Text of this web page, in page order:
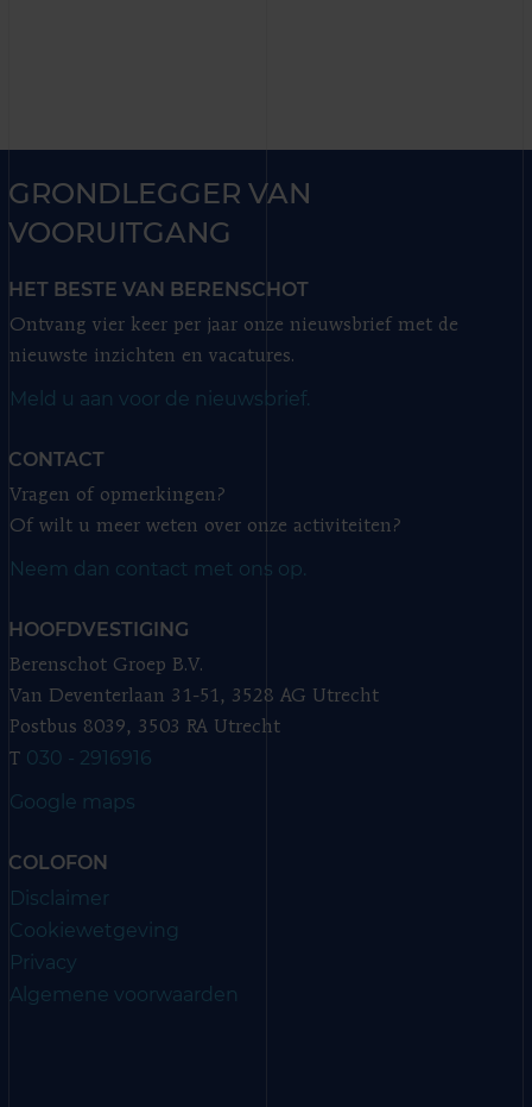
GRONDLEGGER VAN
VOORUITGANG
HET BESTE VAN BERENSCHOT
Ontvang vier keer per jaar onze nieuwsbrief met de
nieuwste inzichten en vacatures.
Meld u aan voor de nieuwsbrief.
CONTACT
Vragen of opmerkingen?
Of wilt u meer weten over onze activiteiten?
Neem dan contact met ons op.
HOOFDVESTIGING
Berenschot Groep B.V.
Van Deventerlaan 31-51, 3528 AG Utrecht
Postbus 8039, 3503 RA Utrecht
T 030 - 2916916
Google maps
COLOFON
Disclaimer
Cookiewetgeving
Privacy
Algemene voorwaarden